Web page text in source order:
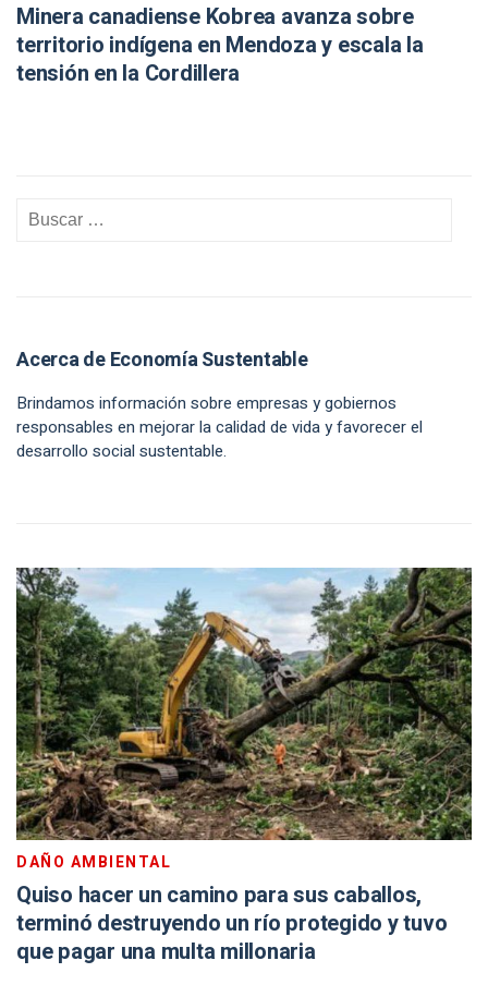
Minera canadiense Kobrea avanza sobre
territorio indígena en Mendoza y escala la
tensión en la Cordillera
Acerca de Economía Sustentable
Brindamos información sobre empresas y gobiernos
responsables en mejorar la calidad de vida y favorecer el
desarrollo social sustentable.
DAÑO AMBIENTAL
Quiso hacer un camino para sus caballos,
terminó destruyendo un río protegido y tuvo
que pagar una multa millonaria